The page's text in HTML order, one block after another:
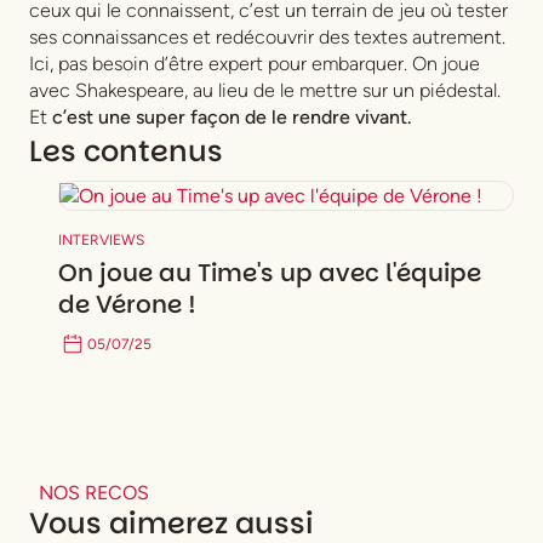
ceux qui le connaissent, c’est un terrain de jeu où tester
ses connaissances et redécouvrir des textes autrement.
Ici, pas besoin d’être expert pour embarquer. On joue
avec Shakespeare, au lieu de le mettre sur un piédestal.
Et c’est une super façon de le rendre vivant.
Les contenus
INTERVIEWS
On joue au Time's up avec l'équipe
de Vérone !
05/07/25
NOS RECOS
Vous aimerez aussi